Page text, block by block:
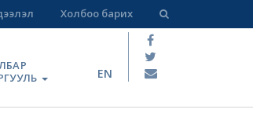
Холбоо барих
EN